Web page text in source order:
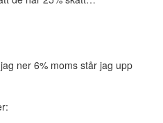
ner 6% moms står jag upp